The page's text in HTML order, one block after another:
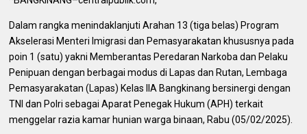
Dalam rangka menindaklanjuti Arahan 13 (tiga belas) Program
Akselerasi Menteri Imigrasi dan Pemasyarakatan khususnya pada
poin 1 (satu) yakni Memberantas Peredaran Narkoba dan Pelaku
Penipuan dengan berbagai modus di Lapas dan Rutan, Lembaga
Pemasyarakatan (Lapas) Kelas IIA Bangkinang bersinergi dengan
TNI dan Polri sebagai Aparat Penegak Hukum (APH) terkait
menggelar razia kamar hunian warga binaan, Rabu (05/02/2025).